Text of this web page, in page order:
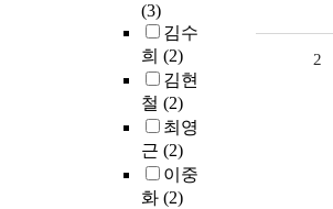
(3)
김수
희 (2)
김현
철 (2)
최영
근 (2)
이중
화 (2)
2